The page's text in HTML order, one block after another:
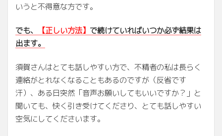
いうと不得意な方です。
でも、 【正しい方法】 で続けていればいつか必ず結果は
出ます。
須賀さんはとても話しやすい方で、不精者の私は長らく
連絡がとれなくなることもあるのですが（反省です
汗）、ある日突然「音声お願いしてもいいですか？」と
聞いても、快く引き受けてくださり、とても話しやすい
空気にしてくださいます。